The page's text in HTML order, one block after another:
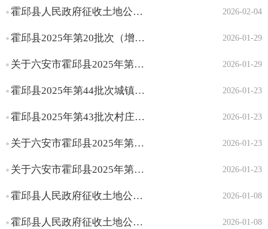
招标事项审批核准结果
生产建设项目水土保持
洪水影响评价审批
征收土地信息
重大设计变更信息
质量安全监督信息
2026-02-04
霍邱县人民政府征收土地公告（霍征地告〔2026〕3号）
2026-01-29
霍邱县2025年第20批次（增减挂钩）城镇建设用地（农转用方案）
2026-01-29
关于六安市霍邱县2025年第20批次（增减挂钩）城镇建设用地的批复
2026-01-23
霍邱县2025年第44批次城镇建设用地（农转用方案）
2026-01-23
霍邱县2025年第43批次村庄建设用地（农转用方案）
2026-01-23
关于六安市霍邱县2025年第44批次城镇建设用地的批复
2026-01-23
关于六安市霍邱县2025年第43批次村庄建设用地的批复
2026-01-08
霍邱县人民政府征收土地公告（霍征地告〔2026〕2号）
2026-01-08
霍邱县人民政府征收土地公告（霍征地告〔2026〕1号）